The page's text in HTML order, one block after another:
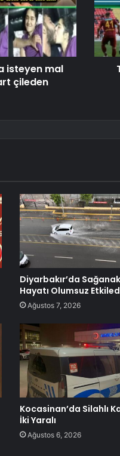
isteyen mal
çileden
Diyarbakır’da Sağanak
Hayatı Olumsuz
Ağustos 7, 2026
Kocasinan’da Silahlı
İki Yaralı
Ağustos 6, 2026